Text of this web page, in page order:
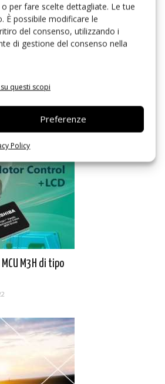
per fare scelte dettagliate. Le tue
È possibile modificare le
del consenso, utilizzando i
di gestione del consenso nella
questi scopi
Preferenze
Policy
M3H di tipo